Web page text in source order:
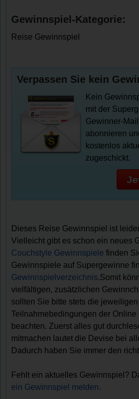
Gewinnspiel-Kategorie:
Reise Gewinnspiel
Verpassen Sie kein
Kein
mit der
Gewinner-
abonnieren
kostenlos
zugeschickt.
Dieses Reise Gewinnspiel ist
Vielleicht gibt es schon ein neues
Couchstyle Gewinnspiele finden
Gewinnspiele auf Supergewinne
Gewinnspielverzeichnis.Somit
vielfältigen, zusätzlichen
sollten Sie bitte stets die jeweiligen
Teilnahmebedingungen der
beachten. Zuerst alles gut
mitmachen lautet die Devise bei
Dadurch haben Sie immer den
Fehlt ein aktuelles Gewinnspiel?
ein Gewinnspiel melden.